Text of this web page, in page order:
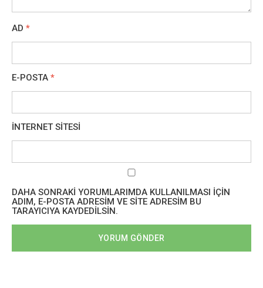
AD *
E-POSTA *
İNTERNET SITESI
DAHA SONRAKI YORUMLARIMDA KULLANILMASI IÇIN
ADIM, E-POSTA ADRESIM VE SITE ADRESIM BU
TARAYICIYA KAYDEDILSIN.